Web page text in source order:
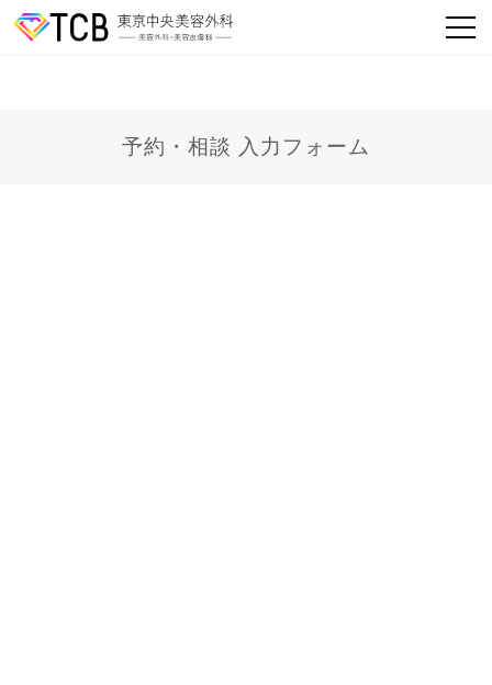
予約・相談 入力フォーム